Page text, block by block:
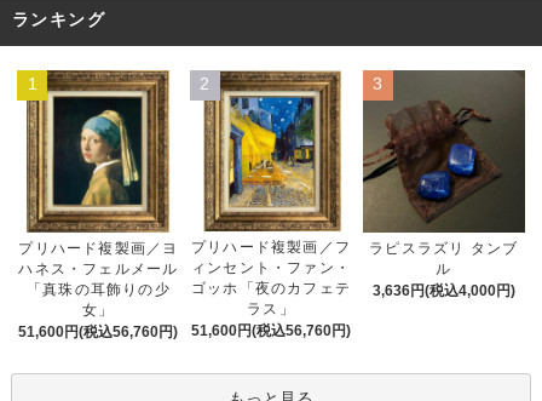
ランキング
1
プリハード複製画／ヨ
ハネス・フェルメール
「真珠の耳飾りの少
女」
51,600円(税込56,760円)
2
プリハード複製画／フ
ィンセント・ファン・
ゴッホ「夜のカフェテ
ラス」
51,600円(税込56,760円)
3
ラピスラズリ タンブ
ル
3,636円(税込4,000円)